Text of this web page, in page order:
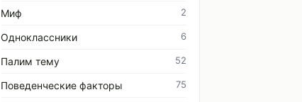
Миф 2
Одноклассники 6
Палим тему 52
Поведенческие факторы 75